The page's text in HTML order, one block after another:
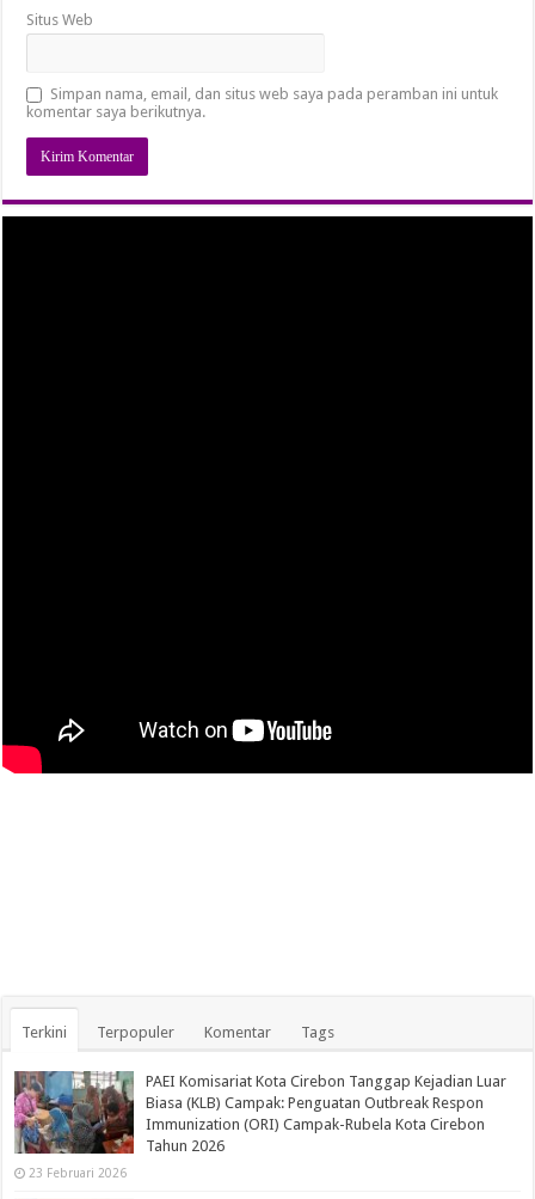
Situs Web
Simpan nama, email, dan situs web saya pada peramban ini untuk
komentar saya berikutnya.
Terkini Terpopuler Komentar Tags
PAEI Komisariat Kota Cirebon Tanggap Kejadian Luar
Biasa (KLB) Campak: Penguatan Outbreak Respon
Immunization (ORI) Campak-Rubela Kota Cirebon
Tahun 2026
23 Februari 2026